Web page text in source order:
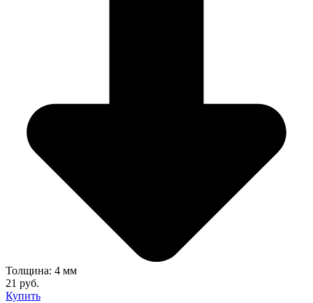
Толщина: 4 мм
21 руб.
Купить